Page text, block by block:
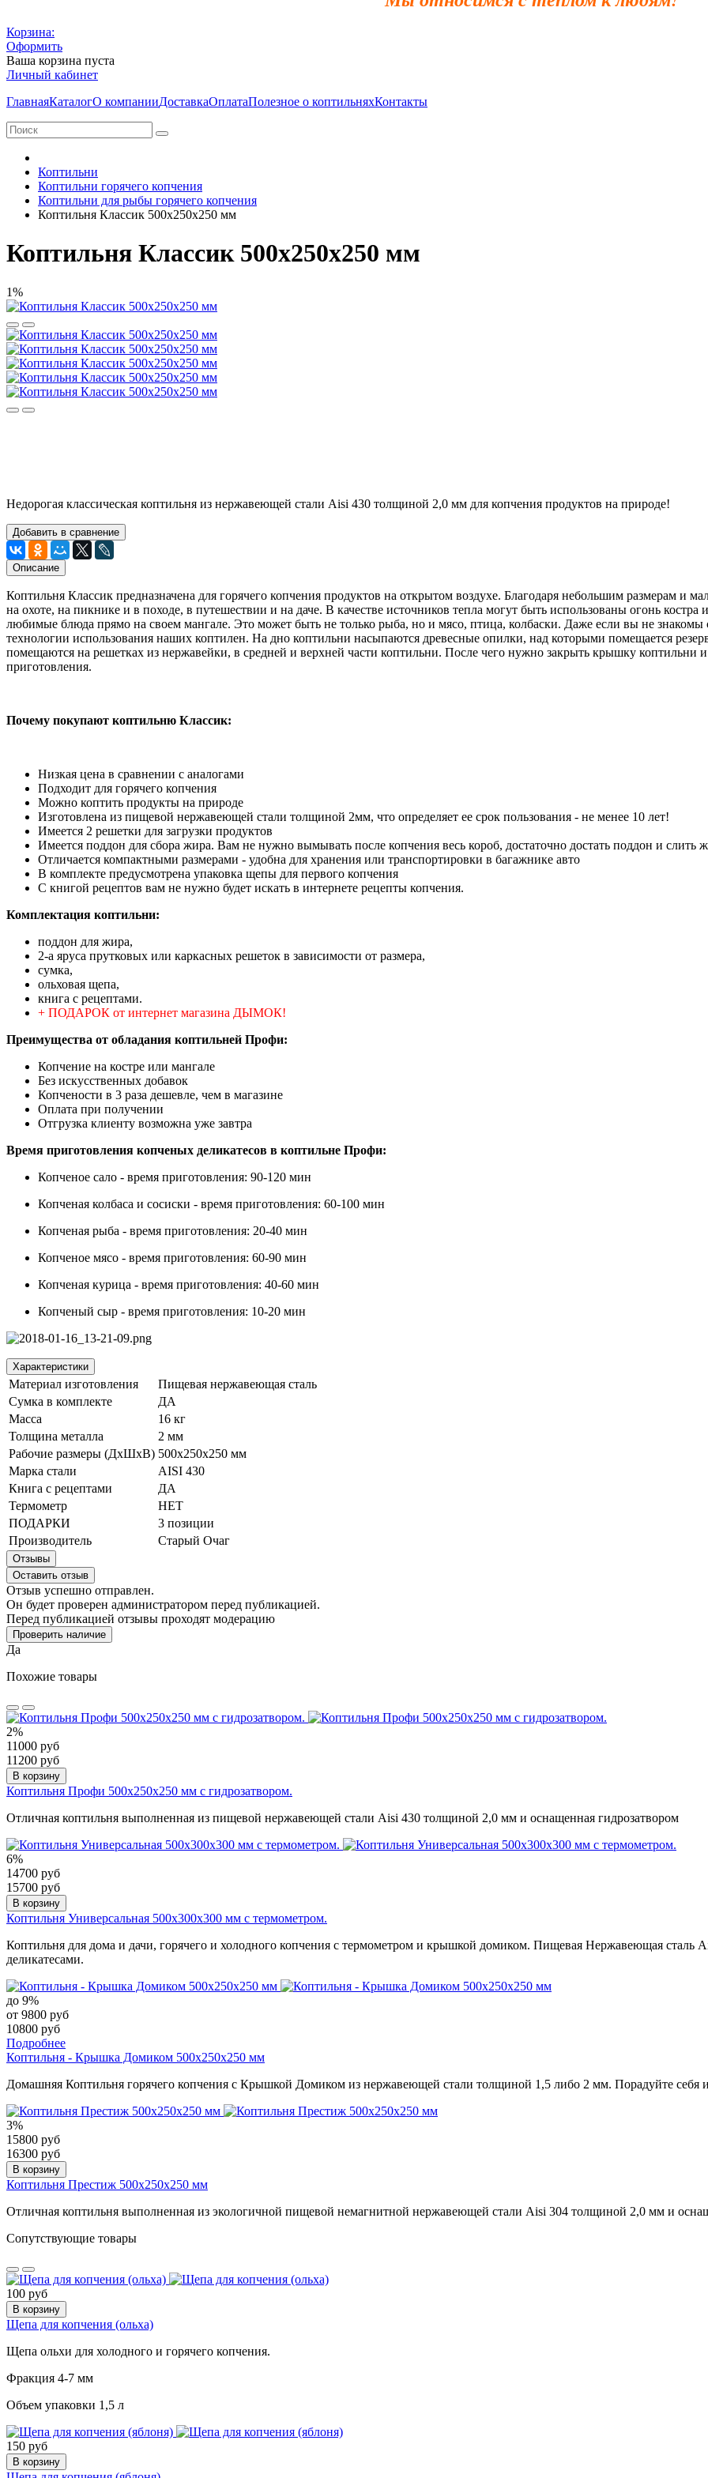
Корзина:
Оформить
Ваша корзина пуста
Личный кабинет
ГлавнаяКаталогО компанииДоставкаОплатаПолезное о коптильняхКонтакты
Коптильни
Коптильни горячего копчения
Коптильни для рыбы горячего копчения
Коптильня Классик 500х250х250 мм
Коптильня Классик 500х250х250 мм
1%
Недорогая классическая коптильня из нержавеющей стали Aisi 430 толщиной 2,0 мм для копчения продуктов на природе!
Добавить в сравнение
Описание
Коптильня Классик предназначена для горячего копчения продуктов на открытом воздухе. Благодаря небольшим размерам и
на охоте, на пикнике и в походе, в путешествии и на даче. В качестве источников тепла могут быть использованы огонь
любимые блюда прямо на своем мангале. Это может быть не только рыба, но и мясо, птица, колбаски. Даже если вы не знакомы
технологии использования наших коптилен. На дно коптильни насыпаются древесные опилки, над которыми помещается
помещаются на решетках из нержавейки, в средней и верхней части коптильни. После чего нужно закрыть крышку
приготовления.
Почему покупают коптильню Классик:
Низкая цена в сравнении с аналогами
Подходит для горячего копчения
Можно коптить продукты на природе
Изготовлена из пищевой нержавеющей стали толщиной 2мм, что определяет ее срок пользования - не менее 10 лет!
Имеется 2 решетки для загрузки продуктов
Имеется поддон для сбора жира. Вам не нужно вымывать после копчения весь короб, достаточно достать поддон и слить
Отличается компактными размерами - удобна для хранения или транспортировки в багажнике авто
В комплекте предусмотрена упаковка щепы для первого копчения
С книгой рецептов вам не нужно будет искать в интернете рецепты копчения.
Комплектация коптильни:
поддон для жира,
2-а яруса прутковых или каркасных решеток в зависимости от размера,
сумка,
ольховая щепа,
книга с рецептами.
+ ПОДАРОК от интернет магазина ДЫМОК!
Преимущества от обладания коптильней Профи:
Копчение на костре или мангале
Без искусственных добавок
Копчености в 3 раза дешевле, чем в магазине
Оплата при получении
Отгрузка клиенту возможна уже завтра
Время приготовления копченых деликатесов в коптильне Профи:
Копченое сало - время приготовления: 90-120 мин
Копченая колбаса и сосиски - время приготовления: 60-100 мин
Копченая рыба - время приготовления: 20-40 мин
Копченое мясо - время приготовления: 60-90 мин
Копченая курица - время приготовления: 40-60 мин
Копченый сыр - время приготовления: 10-20 мин
Характеристики
Материал изготовления
Пищевая нержавеющая сталь
Сумка в комплекте
ДА
Масса
16 кг
Толщина металла
2 мм
Рабочие размеры (ДхШхВ) 500х250х250 мм
Марка стали
AISI 430
Книга с рецептами
ДА
Термометр
НЕТ
ПОДАРКИ
3 позиции
Производитель
Старый Очаг
Отзывы
Оставить отзыв
Отзыв успешно отправлен.
Он будет проверен администратором перед публикацией.
Перед публикацией отзывы проходят модерацию
Проверить наличие
Да
Похожие товары
2%
11000 руб
11200 руб
В корзину
Коптильня Профи 500х250х250 мм с гидрозатвором.
Отличная коптильня выполненная из пищевой нержавеющей стали Aisi 430 толщиной 2,0 мм и оснащенная гидрозатвором
6%
14700 руб
15700 руб
В корзину
Коптильня Универсальная 500х300х300 мм с термометром.
Коптильня для дома и дачи, горячего и холодного копчения с термометром и крышкой домиком. Пищевая Нержавеющая сталь
деликатесами.
до 9%
от 9800 руб
10800 руб
Подробнее
Коптильня - Крышка Домиком 500х250х250 мм
Домашняя Коптильня горячего копчения с Крышкой Домиком из нержавеющей стали толщиной 1,5 либо 2 мм. Порадуйте себя
3%
15800 руб
16300 руб
В корзину
Коптильня Престиж 500х250х250 мм
Отличная коптильня выполненная из экологичной пищевой немагнитной нержавеющей стали Aisi 304 толщиной 2,0 мм и
Сопутствующие товары
100 руб
В корзину
Щепа для копчения (ольха)
Щепа ольхи для холодного и горячего копчения.
Фракция 4-7 мм
Объем упаковки 1,5 л
150 руб
В корзину